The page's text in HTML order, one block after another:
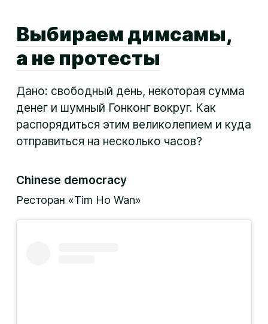
Выбираем димсамы,
а не протесты
Дано: свободный день, некоторая сумма
денег и шумный Гонконг вокруг. Как
распорядиться этим великолепием и куда
отправиться на несколько часов?
Chinese democracy
Ресторан «Tim Ho Wan»